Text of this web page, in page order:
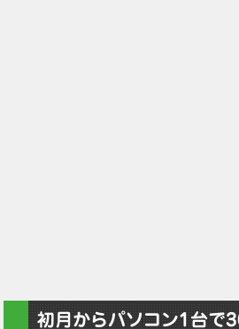
初月からパソコン1台で